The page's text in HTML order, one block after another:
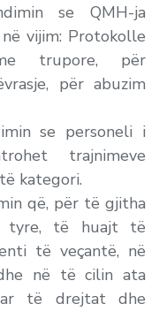
se QMH-ja
vijim: Protokolle
trupore, për
për abuzim
se personeli i
trajnimeve
kategori.
që, për të gjitha
tyre, të huajt të
të veçantë, në
në të cilin ata
të drejtat dhe